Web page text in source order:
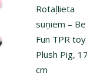
Rotaļlieta
suņiem – Be
Fun TPR
Plush Pig,
cm